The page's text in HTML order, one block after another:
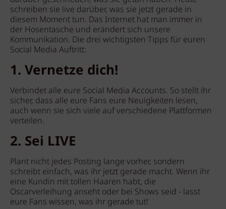
schreiben sie live darüber, was sie jetzt gerade in
diesem Moment tun. Das Internet hat man immer in
der Hosentasche und erändert sich unsere
Kommunikation. Die drei wichtigsten Tipps für euren
Social Media Auftritt:
1. Vernetze dich!
Verbindet alle eure Social Media Accounts. So stellt ihr
sicher, dass alle eure Fans eure Neuigkeiten lesen,
auch wenn sie sich viele auf verschiedene Plattformen
verteilen.
2. Sei LIVE
Plant nicht jedes Posting lange vorher, sondern
schreibt einfach, was ihr jetzt gerade macht. Wenn ihr
eine Kundin mit tollen Haaren habt, die
Oscarverleihung anseht oder bei Shows seid - lasst
eure Fans wissen, was ihr gerade tut!